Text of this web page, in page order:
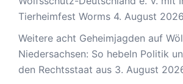
Tierheimfest Worms 4. August 2026
Weitere acht Geheimjagden auf
Niedersachsen: So hebeln Politik
den Rechtsstaat aus 3. August